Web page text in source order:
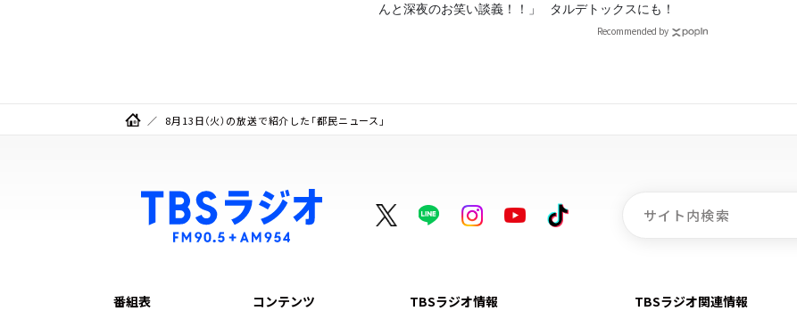
んと深夜のお笑い談義！！」
タルデトックスにも！
Recommended by
8月13日（火）の放送で紹介した「都民ニュース」
番組表
コンテンツ
TBSラジオ情報
TBSラジオ関連情報